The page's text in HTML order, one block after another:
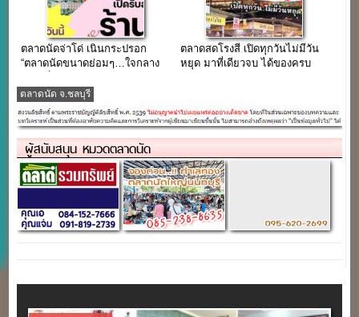
ตลาดนัดจ่าโด่ เนินกระปรอก
“ตลาดนัดขนาดย่อมๆ…ใจกลาง
ตลาดสดโรงสี เปิดทุกวันไม่มีวัน
หยุด มาที่เดียวจบ ได้ของครบ
ตลาดนัด จ.ชลบุรี
ผู้สนับสนุน หมวดตลาดนัด